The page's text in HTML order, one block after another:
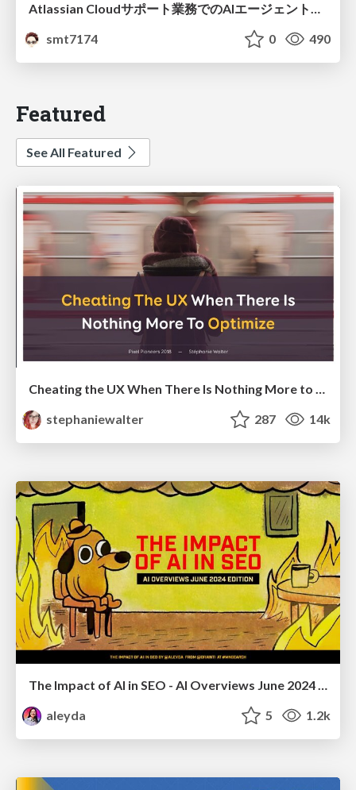
Atlassian Cloudサポート業務でのAIエージェント活用事例
smt7174
0 490
Featured
See All Featured
Cheating the UX When There Is Nothing More to Optimize - PixelPioneers
stephaniewalter
287 14k
The Impact of AI in SEO - AI Overviews June 2024 Edition
aleyda
5 1.2k